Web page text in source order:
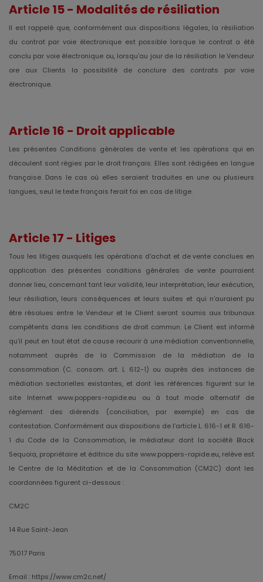
Article 15 - Modalités de résiliation
Il est rappelé que, conformément aux dispositions légales, la résiliation
du contrat par voie électronique est possible lorsque le contrat a été
conclu par voie électronique ou, lorsqu'au jour de la résiliation le Vendeur
ore aux Clients la possibilité de conclure des contrats par voie
électronique.
Article 16 - Droit applicable
Les présentes Conditions générales de vente et les opérations qui en
découlent sont régies par le droit français. Elles sont rédigées en langue
française. Dans le cas où elles seraient traduites en une ou plusieurs
langues, seul le texte français ferait foi en cas de litige.
Article 17 - Litiges
Tous les litiges auxquels les opérations d'achat et de vente conclues en
application des présentes conditions générales de vente pourraient
donner lieu, concernant tant leur validité, leur interprétation, leur exécution,
leur résiliation, leurs conséquences et leurs suites et qui n'auraient pu
être résolues entre le Vendeur et le Client seront soumis aux tribunaux
compétents dans les conditions de droit commun. Le Client est informé
qu'il peut en tout état de cause recourir à une médiation conventionnelle,
notamment auprès de la Commission de la médiation de la
consommation (C. consom. art. L 612-1) ou auprès des instances de
médiation sectorielles existantes, et dont les références figurent sur le
site Internet www.poppers-rapide.eu ou à tout mode alternatif de
règlement des diérends (conciliation, par exemple) en cas de
contestation. Conformément aux dispositions de l’article L. 616-1 et R. 616-
1 du Code de la Consommation, le médiateur dont la société Black
Sequoia, propriétaire et éditrice du site www.poppers-rapide.eu, relève est
le Centre de la Méditation et de la Consommation (CM2C) dont les
coordonnées figurent ci-dessous :
CM2C
14 Rue Saint-Jean
75017 Paris
Email : https://www.cm2c.net/